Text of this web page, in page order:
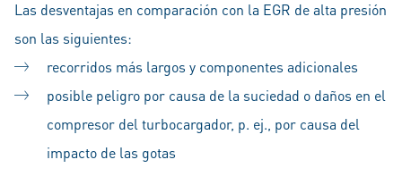
Las desventajas en comparación con la EGR de alta presión
son las siguientes:
recorridos más largos y componentes adicionales
posible peligro por causa de la suciedad o daños en el
compresor del turbocargador, p. ej., por causa del
impacto de las gotas